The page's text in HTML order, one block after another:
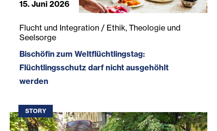
15. Juni 2026
Flucht und Integration / Ethik, Theologie und
Seelsorge
Bischöfin zum Weltflüchtlingstag:
Flüchtlingsschutz darf nicht ausgehöhlt
werden
STORY